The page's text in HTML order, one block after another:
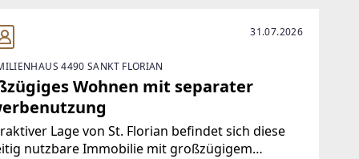
31.07.2026
4490 SANKT FLORIAN
Wohnen mit separater
Lage von St. Florian befindet sich diese
nutzbare Immobilie mit großzügigem